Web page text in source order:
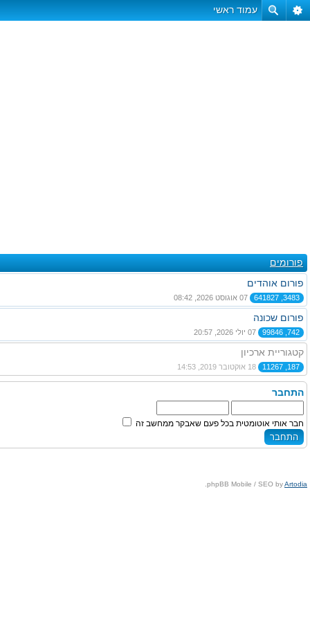
עמוד ראשי
פורומים
פורום אוהדים
3483, 641827
פורום שכונה
742, 99846
קטגוריית ארכיון
187, 11267
התחבר
חבר אותי אוטומטית בכל פעם שאבקר ממחשב זה
phpBB Mobile / SEO byArtodia